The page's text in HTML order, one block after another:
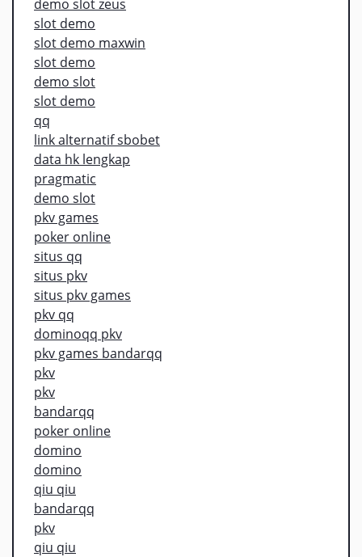
demo slot zeus
slot demo
slot demo maxwin
slot demo
demo slot
slot demo
qq
link alternatif sbobet
data hk lengkap
pragmatic
demo slot
pkv games
poker online
situs qq
situs pkv
situs pkv games
pkv qq
dominoqq pkv
pkv games bandarqq
pkv
pkv
bandarqq
poker online
domino
domino
qiu qiu
bandarqq
pkv
qiu qiu